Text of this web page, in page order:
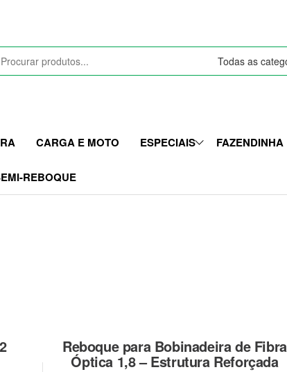
CARGA E MOTO ESPECIAIS FAZENDINHA
REBOQUE
Reboque para Bobinadeira de Fibra
Óptica 1,8 – Estrutura Reforçada